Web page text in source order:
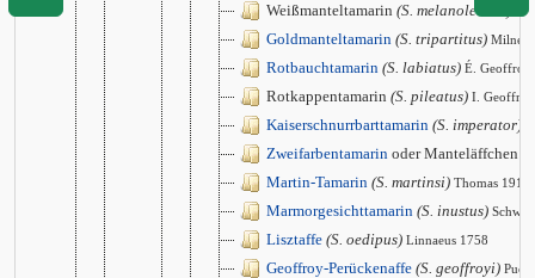
Weißmanteltamarin (S. melanoleucus)
Goldmanteltamarin (S. tripartitus) Milne
Rotbauchtamarin (S. labiatus) É. Geoffroy
Rotkappentamarin (S. pileatus) I.
Kaiserschnurrbarttamarin (S. imperator)
Zweifarbentamarin oder Manteläffchen
Martin-Tamarin (S. martinsi) Thomas 1912
Marmorgesichttamarin (S. inustus)
Lisztaffe (S. oedipus) Linnaeus 1758
Geoffroy-Perückenaffe (S. geoffroyi)